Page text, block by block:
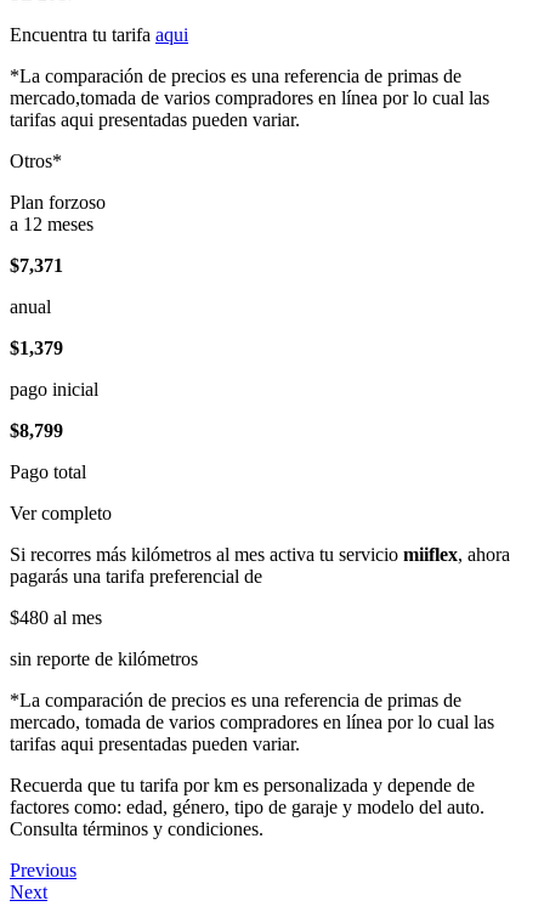
Encuentra tu tarifa aqui
*La comparación de precios es una referencia de primas de
mercado,tomada de varios compradores en línea por lo cual las
tarifas aqui presentadas pueden variar.
Otros*
Plan forzoso
a 12 meses
$7,371
anual
$1,379
pago inicial
$8,799
Pago total
Ver completo
Si recorres más kilómetros al mes activa tu servicio miiflex, ahora
pagarás una tarifa preferencial de
$480 al mes
sin reporte de kilómetros
*La comparación de precios es una referencia de primas de
mercado, tomada de varios compradores en línea por lo cual las
tarifas aqui presentadas pueden variar.
Recuerda que tu tarifa por km es personalizada y depende de
factores como: edad, género, tipo de garaje y modelo del auto.
Consulta términos y condiciones.
Previous
Next